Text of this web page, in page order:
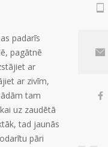
padarīs
pagātnē
ar
ar zivīm,
tam
uz zaudētā
tad jaunās
pāri